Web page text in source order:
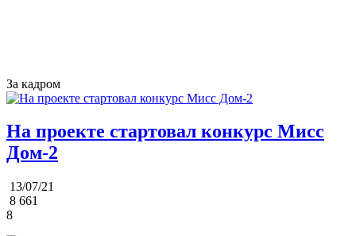
За кадром
На проекте стартовал конкурс Мисс
Дом-2
13/07/21
8 661
8